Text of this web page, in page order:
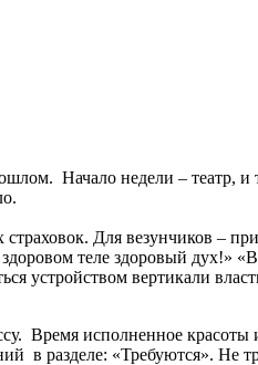
Начало недели – театр, и
Для везунчиков –
теле здоровый
устройством вертикали
Время исполненное
в разделе: «Требуются».